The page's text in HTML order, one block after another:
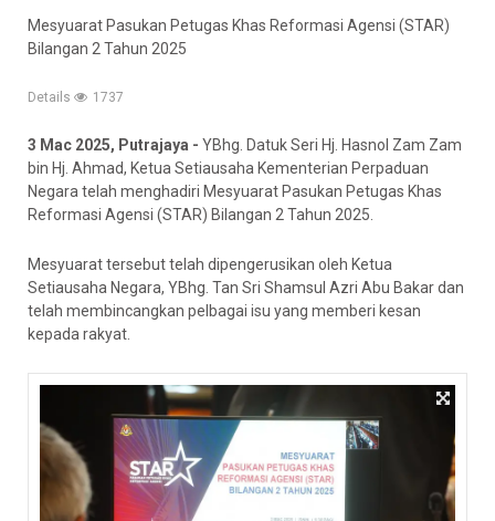
Mesyuarat Pasukan Petugas Khas Reformasi Agensi (STAR)
Bilangan 2 Tahun 2025
Details 1737
3 Mac 2025, Putrajaya - YBhg. Datuk Seri Hj. Hasnol Zam Zam
bin Hj. Ahmad, Ketua Setiausaha Kementerian Perpaduan
Negara telah menghadiri Mesyuarat Pasukan Petugas Khas
Reformasi Agensi (STAR) Bilangan 2 Tahun 2025.
Mesyuarat tersebut telah dipengerusikan oleh Ketua
Setiausaha Negara, YBhg. Tan Sri Shamsul Azri Abu Bakar dan
telah membincangkan pelbagai isu yang memberi kesan
kepada rakyat.